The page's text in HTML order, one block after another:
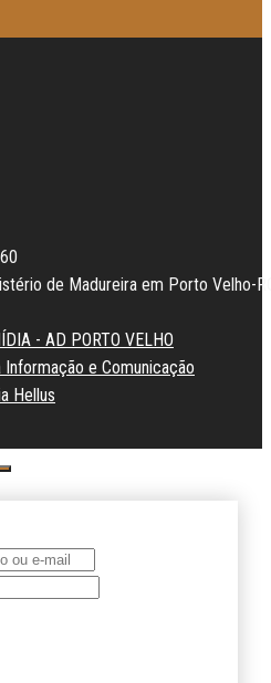
de Madureira em Porto Velho-
- AD PORTO VELHO
e Comunicação
Hellus